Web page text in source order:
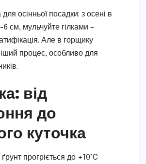
осінньої посадки: з осені в
см, мульчуйте гілками –
Але в горщику
процес, особливо для
від
до
куточка
прогріється до +10°C